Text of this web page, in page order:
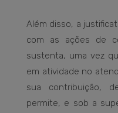
Além disso, a
com as ações de
sustenta, uma vez
em atividade no
sua contribuição,
permite, e sob a